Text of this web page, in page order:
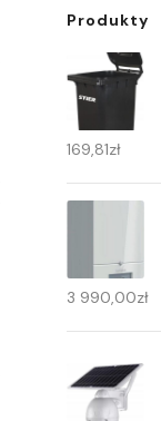
Produkty
169,81zł
3 990,00zł